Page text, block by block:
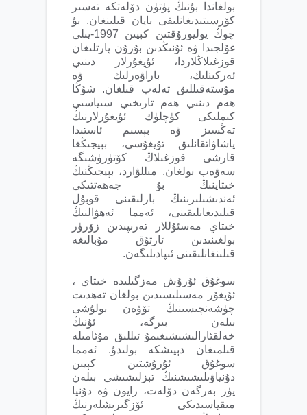
بولغاندا بۇنىڭ پۈتۈن دۆلەتكە تەسىر
كۆرسىتىدىغانلىقى بايان قىلىنغان. بۇ
چوڭ يوليورۇقتىن كېيىن 1997-يىلى
غۇلجىدا ۋە ئۇنىڭدىن بۇرۇن پارتلىغان
قوزغىلاڭلاردا، ئۇيغۇرلار دىنىي
ئەركىنلىك، باراۋەرلىك ۋە
مۇستەقىللىق تەلەپ قىلغان. شۇڭا
ھەم دىنىي ھەم تارىخىي سىياسىي
كىملىكى كۈچلۈك ئۇيغۇرلارنىڭ
تەڭسىز ۋە بېسىم ئاستىدا
ياشاۋاتقانلىق تۇيغۇسى، بېيجىڭغا
قارشى قوزغىلاڭ كۆتۈرۈشىگە
سەۋەب بولغان. مىللۋارد، بېيجىڭنىڭ
خىتاينىڭ بۇ جەھەتتىكى
ئەندىشىلىرىنىڭ بارلىقىنى قوبۇل
قىلىدىغانلىقىنى، ئەمما ئەھۋالنىڭ
خىتاي مەسئۇللار تەرىپىدىن زۆرۈر
بولغىنىدىن ئارتۇق مۇبالىغە
قىلىنغانلىقىنى ئىپادىلىگەن.
سوغۇق ئۇرۇش مەزگىلىدە خىتاي ،
ئۇيغۇر مەسىلىسىدىن بولغان تەھدىت
چۈشەنچىسىنىڭ تۆۋەن بولۇشى
بىلەن بىرگە، ئۇنىڭ
خەلقئارالىشىشىغىمۇ ئىللىق مۇئامىلە
قىلمىغان دېيىشكە بولىدۇ. ئەمما
سوغۇق ئۇرۇشتىن كېيىن
دۇنياۋىلىشىشنىڭ تېزلىشىشى بىلەن
يۈز بەرگەن دۆلەت، رايون ۋە دۇنيا
مىقياسىدىكى ئۆزگىرىشلەرنىڭ